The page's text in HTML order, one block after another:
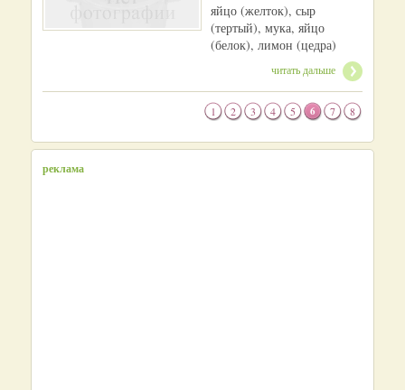
яйцо (желток), сыр
(тертый), мука, яйцо
(белок), лимон (цедра)
читать дальше
1 2 3 4 5 6 7 8
реклама